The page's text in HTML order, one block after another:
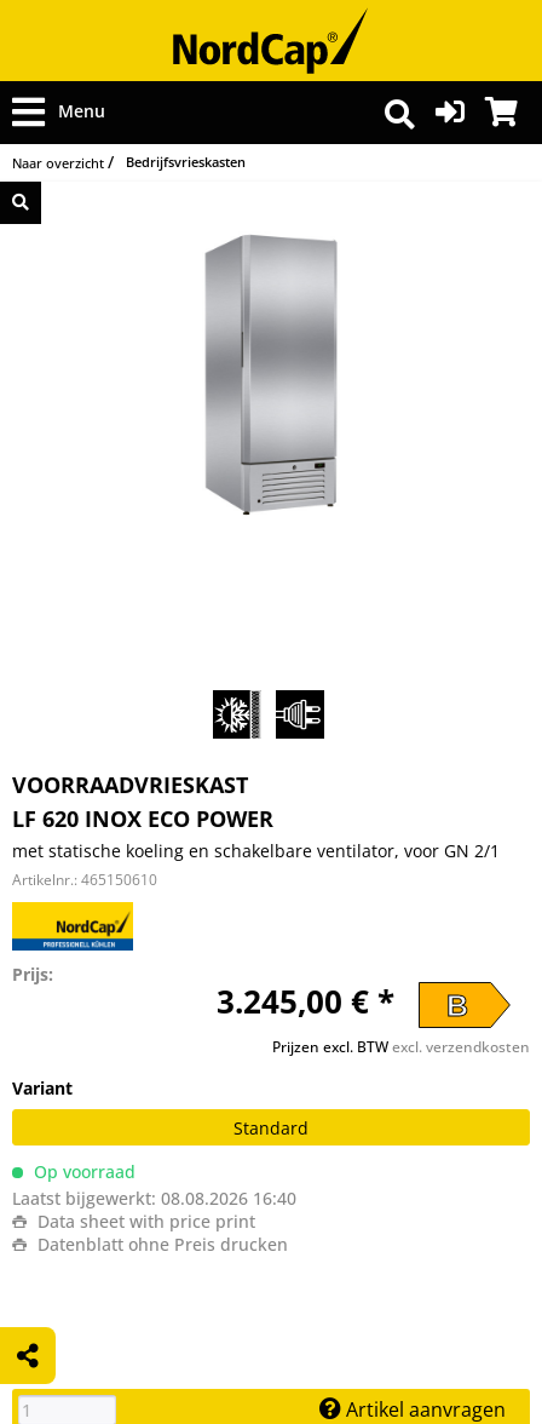
Menu
Naar overzicht Bedrijfsvrieskasten
VOORRAADVRIESKAST
LF 620 INOX ECO POWER
met statische koeling en schakelbare ventilator, voor GN 2/1
Artikelnr.: 465150610
Prijs:
3.245,00 € * B
Prijzen excl. BTWexcl. verzendkosten
Variant
Standard
Op voorraad
Laatst bijgewerkt: 08.08.2026 16:40
Data sheet with price print
Datenblatt ohne Preis drucken
Artikel aanvragen